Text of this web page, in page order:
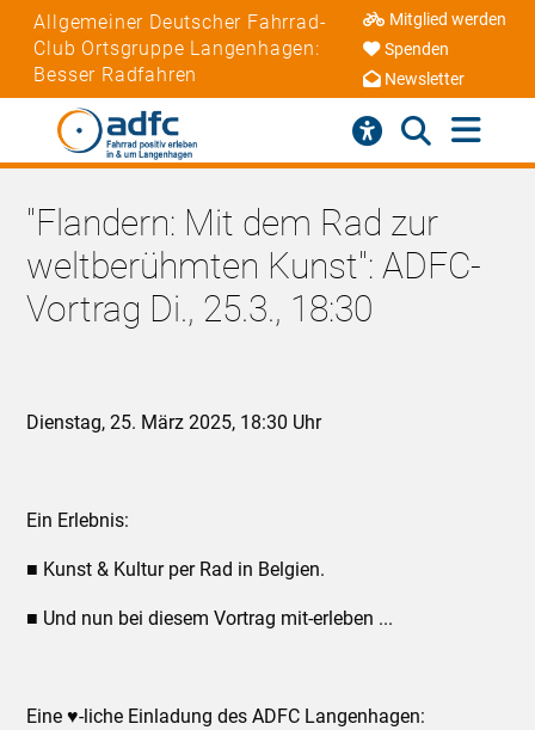
Allgemeiner Deutscher Fahrrad-
Club Ortsgruppe Langenhagen:
Besser Radfahren
Mitglied werden
Spenden
Newsletter
"Flandern: Mit dem Rad zur
weltberühmten Kunst": ADFC-
Vortrag Di., 25.3., 18:30
Dienstag, 25. März 2025, 18:30 Uhr
Ein Erlebnis:
■ Kunst & Kultur per Rad in Belgien.
■ Und nun bei diesem Vortrag mit-erleben ...
Eine ♥-liche Einladung des ADFC Langenhagen: